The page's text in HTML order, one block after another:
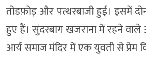
तोडफ़ोड़ और पत्थरबाजी हुई। इसमें
हुए हैं। सुंदरबाग खजराना में रहने
आर्य समाज मंदिर में एक युवती से प्रेम